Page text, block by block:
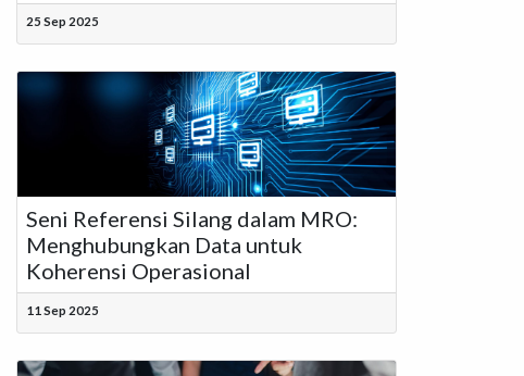
25 Sep 2025
Seni Referensi Silang dalam MRO:
Menghubungkan Data untuk
Koherensi Operasional
11 Sep 2025